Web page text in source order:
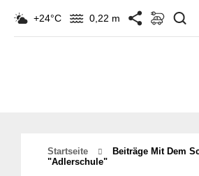
+24°C 0,22 m
Startseite
Beiträge Mit Dem
"adlerschule"